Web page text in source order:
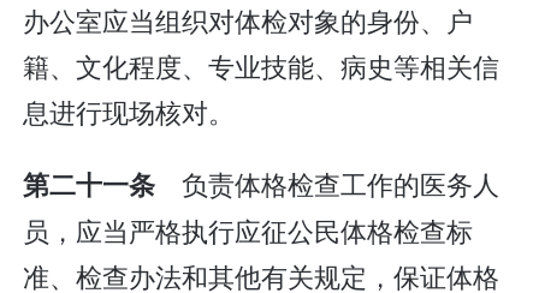
办公室应当组织对体检对象的身份、户
籍、文化程度、专业技能、病史等相关信
息进行现场核对。
第二十一条 负责体格检查工作的医务人
员，应当严格执行应征公民体格检查标
准、检查办法和其他有关规定，保证体格